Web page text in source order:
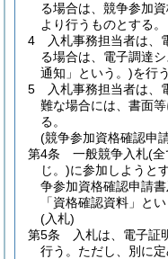
る場合は、競争参加
より行うものとする。
4
入札事務担当者は、
る場合は、電子調達
通知」という。)を行
5
入札事務担当者は、
難な場合には、書面
る。
(競争参加資格確認申
第4条
一般競争入札(全
じ。)に参加しようと
争参加資格確認申請
「資格確認資料」と
(入札)
第5条
入札は、電子証
行う。 ただし、別に